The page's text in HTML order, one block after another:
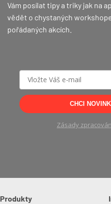
Vám posílat tipy a triky jak na
vědět o chystaných
pořádaných akcích.
CHCI
Zásady
Produkty